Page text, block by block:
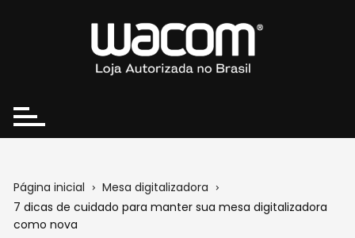
Página inicial
Mesa digitalizadora
7 dicas de cuidado para manter sua mesa digitalizadora
como nova